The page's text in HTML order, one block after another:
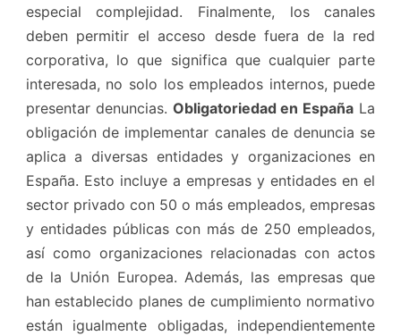
especial complejidad. Finalmente, los canales
deben permitir el acceso desde fuera de la red
corporativa, lo que significa que cualquier parte
interesada, no solo los empleados internos, puede
presentar denuncias. Obligatoriedad en España La
obligación de implementar canales de denuncia se
aplica a diversas entidades y organizaciones en
España. Esto incluye a empresas y entidades en el
sector privado con 50 o más empleados, empresas
y entidades públicas con más de 250 empleados,
así como organizaciones relacionadas con actos
de la Unión Europea. Además, las empresas que
han establecido planes de cumplimiento normativo
están igualmente obligadas, independientemente